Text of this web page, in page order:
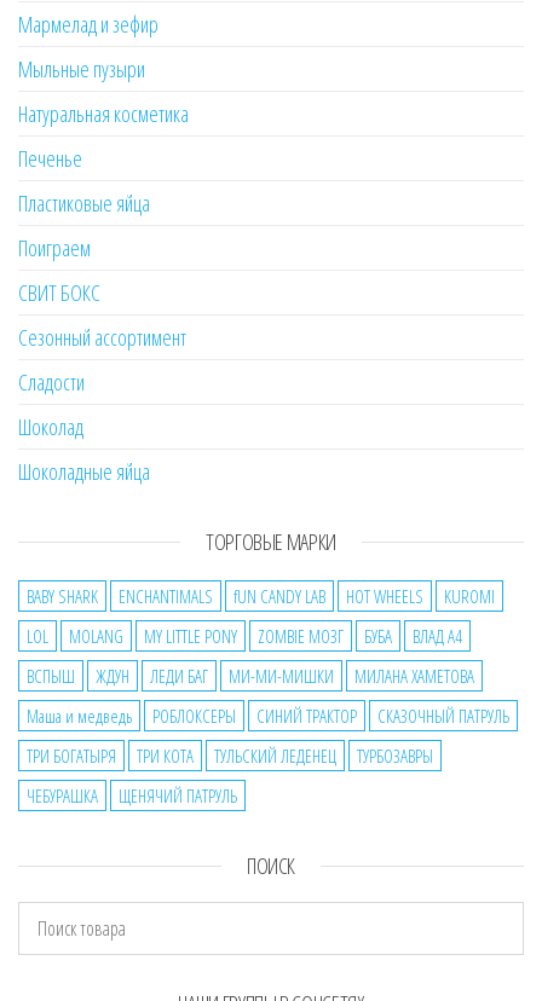
Мармелад и зефир
Мыльные пузыри
Натуральная косметика
Печенье
Пластиковые яйца
Поиграем
СВИТ БОКС
Сезонный ассортимент
Сладости
Шоколад
Шоколадные яйца
ТОРГОВЫЕ МАРКИ
BABY SHARK ENCHANTIMALS fUN CANDY LAB HOT WHEELS
KUROMI
LOL
MOLANG MY LITTLE PONY ZOMBIE МОЗГ БУБА
ВЛАД А4
ВСПЫШ
ЖДУН ЛЕДИ БАГ МИ-МИ-МИШКИ
МИЛАНА ХАМЕТОВА
Маша и медведь
РОБЛОКСЕРЫ СИНИЙ ТРАКТОР
СКАЗОЧНЫЙ ПАТРУЛЬ
ТРИ БОГАТЫРЯ
ТРИ КОТА ТУЛЬСКИЙ ЛЕДЕНЕЦ
ТУРБОЗАВРЫ
ЧЕБУРАШКА
ЩЕНЯЧИЙ ПАТРУЛЬ
ПОИСК